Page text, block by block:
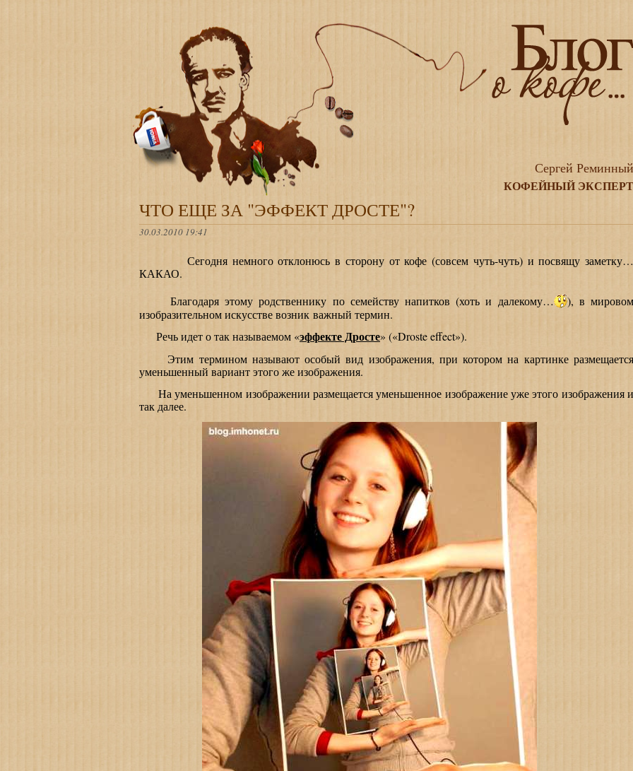
Сергей Реминный
КОФЕЙНЫЙ ЭКСПЕРТ
ЧТО ЕЩЕ ЗА "ЭФФЕКТ ДРОСТЕ"?
30.03.2010 19:41
Сегодня немного отклонюсь в сторону от кофе (совсем чуть-чуть) и посвящу заметку…
КАКАО.
Благодаря этому родственнику по семейству напитков (хоть и далекому…
), в
изобразительном искусстве возник важный термин.
Речь идет о так называемом «эффекте Дросте» («Drosteeffect»).
Этим термином называют особый вид изображения, при котором на картинке размещается
уменьшенный вариант этого же изображения.
На уменьшенном изображении размещается уменьшенное изображение уже этого изображения и
так далее.